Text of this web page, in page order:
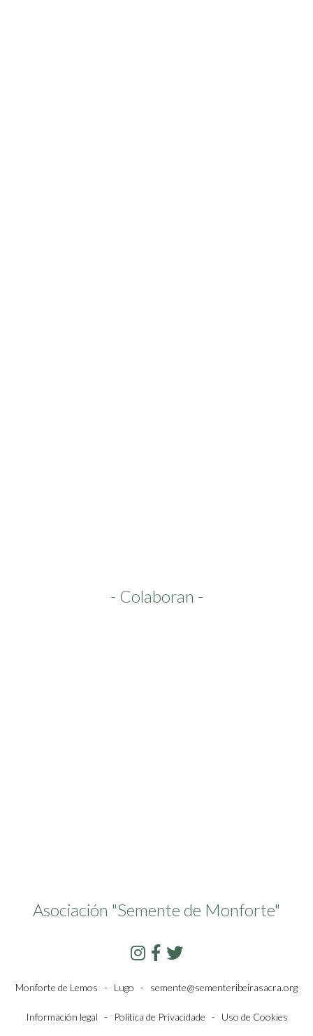
- Colaboran -
Asociación "Semente de Monforte"
Monforte de Lemos - Lugo - semente@sementeribeirasacra.org
Información legal - Política de Privacidade - Uso de Cookies